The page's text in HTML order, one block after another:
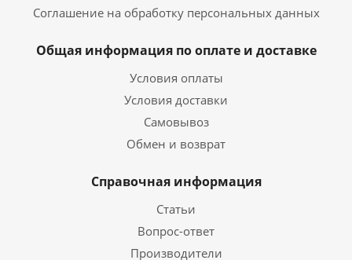
Соглашение на обработку персональных данных
Общая информация по оплате и доставке
Условия оплаты
Условия доставки
Самовывоз
Обмен и возврат
Справочная информация
Статьи
Вопрос-ответ
Производители